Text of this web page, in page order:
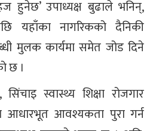
हुनेछ’ उपाध्यक्ष बुढाले भनिन्,
यहाँका नागरिकको दैनिकी
मुलक कार्यमा समेत जोड दिने
छ ।
स्वास्थ्य शिक्षा रोजगार
आधारभूत आवश्यकता पुरा गर्न